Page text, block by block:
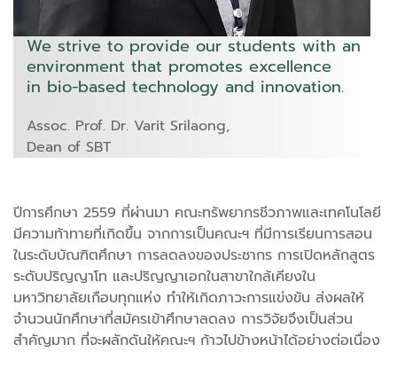
We strive to provide our students with an
environment that promotes excellence
in bio-based technology and innovation.
Assoc. Prof. Dr. Varit Srilaong,
Dean of SBT
ปีการศึกษา 2559 ที่ผ่านมา คณะทรัพยากรชีวภาพและเทคโนโลยี
มีความท้าทายที่เกิดขึ้น จากการเป็นคณะฯ ที่มีการเรียนการสอน
ในระดับบัณฑิตศึกษา การลดลงของประชากร การเปิดหลักสูตร
ระดับปริญญาโท และปริญญาเอกในสาขาใกล้เคียงใน
มหาวิทยาลัยเกือบทุกแห่ง ทำให้เกิดภาวะการแข่งขัน ส่งผลให้
จำนวนนักศึกษาที่สมัครเข้าศึกษาลดลง การวิจัยจึงเป็นส่วน
สำคัญมาก ที่จะผลักดันให้คณะฯ ก้าวไปข้างหน้าได้อย่างต่อเนื่อง